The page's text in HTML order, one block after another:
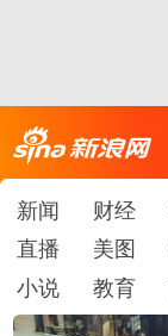
新闻 财经
直播
美图
小说
教育